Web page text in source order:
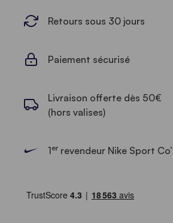
Retours sous 30 jours
Paiement sécurisé
Livraison offerte dès 50€
(hors valises)
1errevendeur Nike Sport Co’